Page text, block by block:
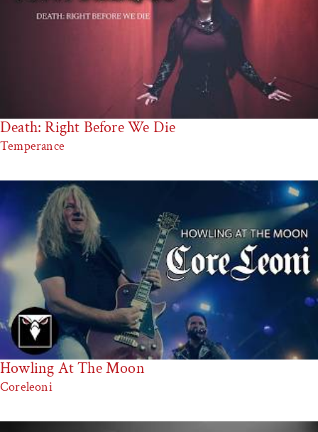
Death: Right Before We Die
Temperance
Howling At The Moon
Coreleoni